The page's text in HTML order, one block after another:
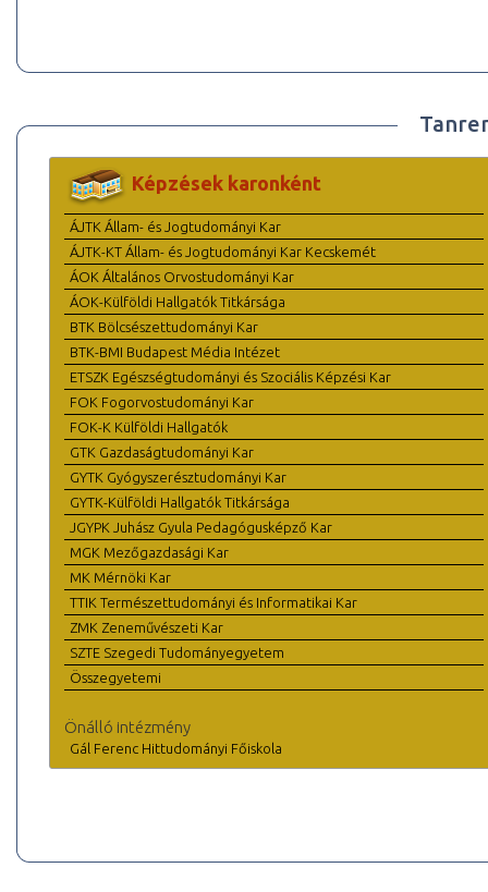
Képzések karonként
ÁJTK Állam- és Jogtudományi Kar
ÁJTK-KT Állam- és Jogtudományi Kar Kecskemét
ÁOK Általános Orvostudományi Kar
ÁOK-Külföldi Hallgatók Titkársága
BTK Bölcsészettudományi Kar
BTK-BMI Budapest Média Intézet
ETSZK Egészségtudományi és Szociális Képzési Kar
FOK Fogorvostudományi Kar
FOK-K Külföldi Hallgatók
GTK Gazdaságtudományi Kar
GYTK Gyógyszerésztudományi Kar
GYTK-Külföldi Hallgatók Titkársága
JGYPK Juhász Gyula Pedagógusképző Kar
MGK Mezőgazdasági Kar
MK Mérnöki Kar
TTIK Természettudományi és Informatikai Kar
ZMK Zeneművészeti Kar
SZTE Szegedi Tudományegyetem
Összegyetemi
Önálló intézmény
Gál Ferenc Hittudományi Főiskola